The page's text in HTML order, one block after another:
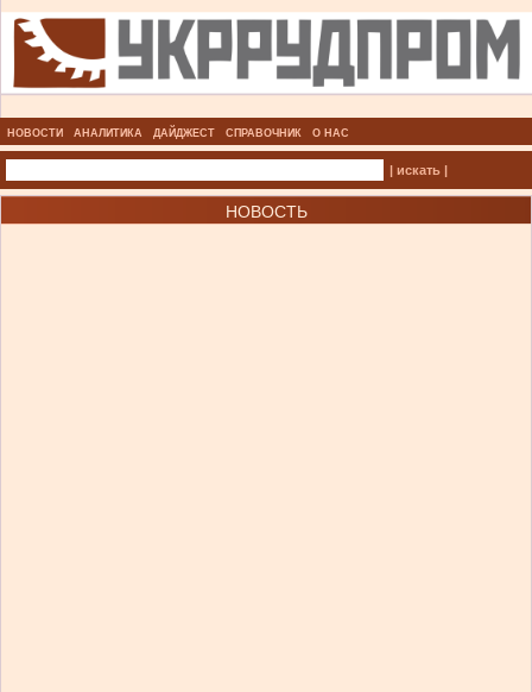
НОВОСТИ АНАЛИТИКА ДАЙДЖЕСТ СПРАВОЧНИК О НАС
| искать |
НОВОСТЬ